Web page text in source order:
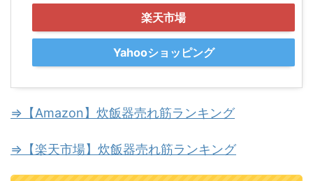
楽天市場
Yahooショッピング
⇒【Amazon】炊飯器売れ筋ランキング
⇒【楽天市場】炊飯器売れ筋ランキング